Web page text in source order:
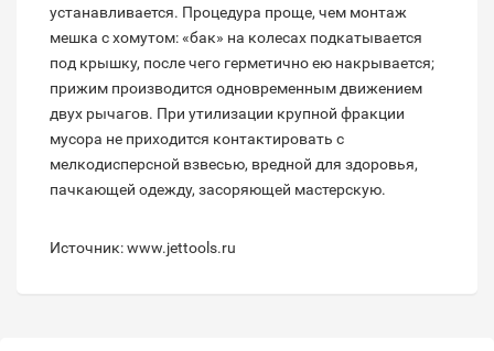
устанавливается. Процедура проще, чем монтаж
мешка с хомутом: «бак» на колесах подкатывается
под крышку, после чего герметично ею накрывается;
прижим производится одновременным движением
двух рычагов. При утилизации крупной фракции
мусора не приходится контактировать с
мелкодисперсной взвесью, вредной для здоровья,
пачкающей одежду, засоряющей мастерскую.
Источник: www.jettools.ru